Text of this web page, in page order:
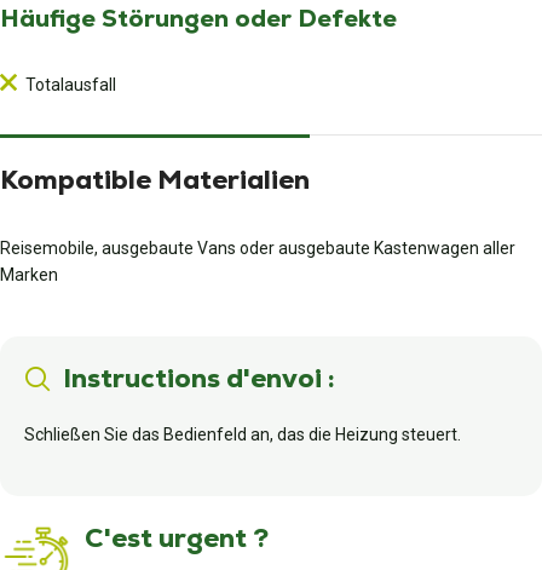
Häufige Störungen oder Defekte
Totalausfall
Kompatible Materialien
Reisemobile, ausgebaute Vans oder ausgebaute Kastenwagen aller
Marken
Instructions d'envoi :
Schließen Sie das Bedienfeld an, das die Heizung steuert.
C'est urgent ?